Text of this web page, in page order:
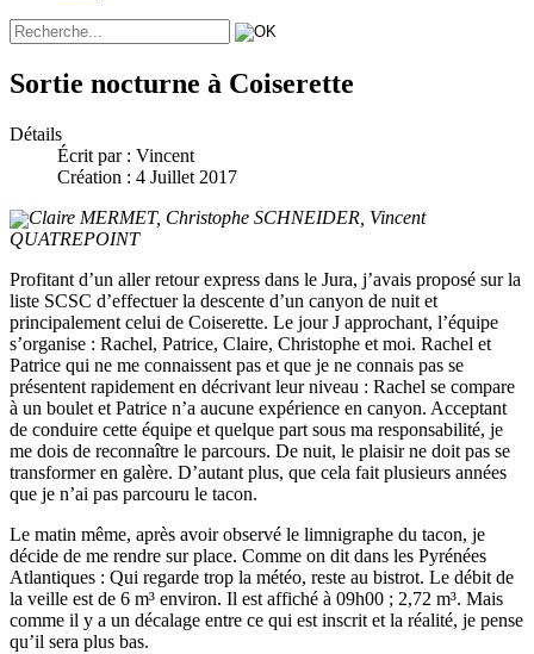
Sortie nocturne à Coiserette
Détails
Écrit par : Vincent
Création : 4 Juillet 2017
Claire MERMET, Christophe SCHNEIDER, Vincent
QUATREPOINT
Profitant d’un aller retour express dans le Jura, j’avais proposé sur la
liste SCSC d’effectuer la descente d’un canyon de nuit et
principalement celui de Coiserette. Le jour J approchant, l’équipe
s’organise : Rachel, Patrice, Claire, Christophe et moi. Rachel et
Patrice qui ne me connaissent pas et que je ne connais pas se
présentent rapidement en décrivant leur niveau : Rachel se compare
à un boulet et Patrice n’a aucune expérience en canyon. Acceptant
de conduire cette équipe et quelque part sous ma responsabilité, je
me dois de reconnaître le parcours. De nuit, le plaisir ne doit pas se
transformer en galère. D’autant plus, que cela fait plusieurs années
que je n’ai pas parcouru le tacon.
Le matin même, après avoir observé le limnigraphe du tacon, je
décide de me rendre sur place. Comme on dit dans les Pyrénées
Atlantiques : Qui regarde trop la météo, reste au bistrot. Le débit de
la veille est de 6 m³ environ. Il est affiché à 09h00 ; 2,72 m³. Mais
comme il y a un décalage entre ce qui est inscrit et la réalité, je pense
qu’il sera plus bas.